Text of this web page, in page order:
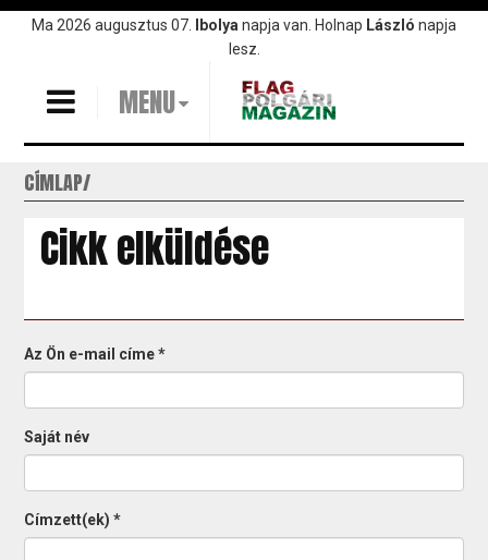
UgrásMa 2026 augusztus 07. Ibolya napja van. Holnap László napja
lesz.
MENU
CÍMLAP
Cikk elküldése
Az Ön e-mail címe*
Saját név
Címzett(ek)*